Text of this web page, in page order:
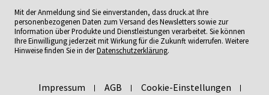
Mit der Anmeldung sind Sie einverstanden, dass druck.at Ihre
personenbezogenen Daten zum Versand des Newsletters sowie zur
Information über Produkte und Dienstleistungen verarbeitet. Sie können
Ihre Einwilligung jederzeit mit Wirkung für die Zukunft widerrufen. Weitere
Hinweise finden Sie in derDatenschutzerklärung.
Impressum AGB Cookie-Einstellungen